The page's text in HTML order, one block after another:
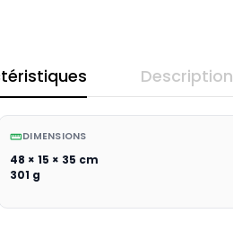
Description
straightenDIMENSIONS
48 × 15 × 35 cm
301 g